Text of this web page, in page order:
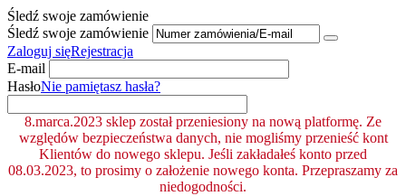
Śledź swoje zamówienie
Śledź swoje zamówienie
Zaloguj sięRejestracja
E-mail
HasłoNie pamiętasz hasła?
8.marca.2023 sklep został przeniesiony na nową platformę. Ze
względów bezpieczeństwa danych, nie mogliśmy przenieść kont
Klientów do nowego sklepu. Jeśli zakładałeś konto przed
08.03.2023, to prosimy o założenie nowego konta. Przepraszamy za
niedogodności.